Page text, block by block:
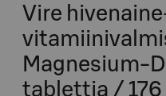
Vire
Magnesium-
tablettia / 176